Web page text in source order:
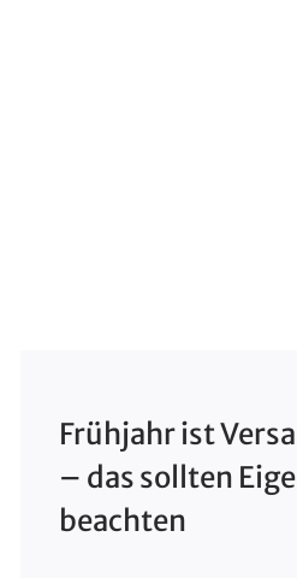
Frühjahr ist
– das sollten
beachten